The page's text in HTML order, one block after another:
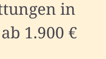
in
1.900 €